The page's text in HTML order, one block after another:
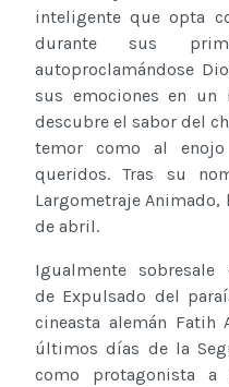
inteligente que opta
durante sus
autoproclamándose
sus emociones en
descubre el sabor del
temor como al
queridos. Tras su
Largometraje Animado,
de abril.
Igualmente
de Expulsado del
cineasta alemán Fatih
últimos días de la
como protagonista